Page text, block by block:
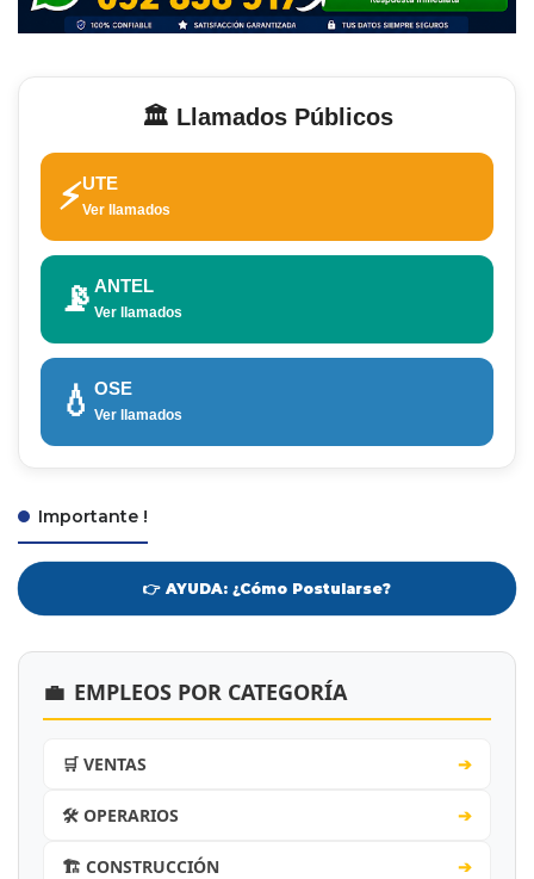
🏛️ Llamados Públicos
⚡UTE
Ver llamados
📡 ANTEL
Ver llamados
💧 OSE
Ver llamados
Importante !
👉 AYUDA: ¿Cómo Postularse?
💼 EMPLEOS POR CATEGORÍA
🛒 VENTAS ➔
🛠️ OPERARIOS ➔
🏗️ CONSTRUCCIÓN ➔